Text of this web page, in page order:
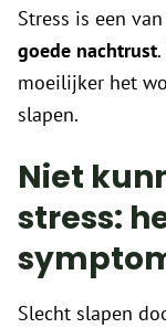
Stress is een
goede nachtrust
moeilijker het
slapen.
Niet
stress:
Slecht slapen